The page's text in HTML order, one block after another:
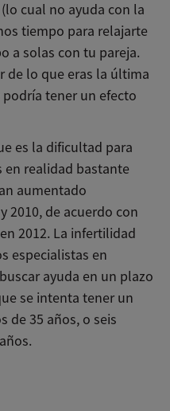
cual no ayuda con la
tiempo para relajarte
a solas con tu pareja.
de lo que eras la última
tener un efecto
es la dificultad para
en realidad bastante
aumentado
2010, de acuerdo con
en 2012. La infertilidad
especialistas en
ayuda en un plazo
se intenta tener un
de 35 años, o seis